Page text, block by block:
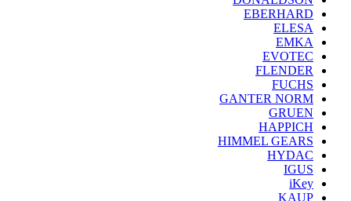
EBERHARD
ELESA
EMKA
EVOTEC
FLENDER
FUCHS
GANTER NORM
GRUEN
HAPPICH
HIMMEL GEARS
HYDAC
IGUS
iKey
KAUP